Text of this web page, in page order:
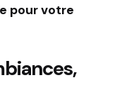
pour votre